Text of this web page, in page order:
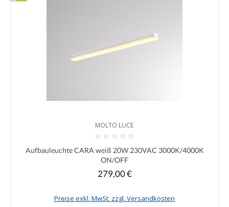
MOLTO LUCE
Durchschnittliche Bewertung von 0 von 5 Sternen
Aufbauleuchte CARA weiß 20W 230VAC 3000K/4000K
ON/OFF
Regulärer Preis:
279,00 €
Preise exkl. MwSt. zzgl. Versandkosten